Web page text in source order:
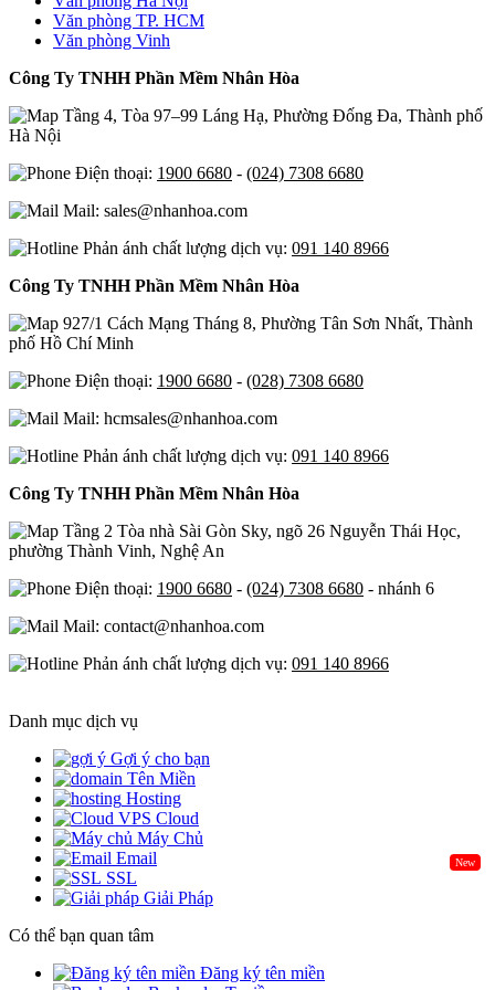
Văn phòng TP. HCM
Văn phòng Vinh
Công Ty TNHH Phần Mềm Nhân Hòa
Tầng 4, Tòa 97–99 Láng Hạ, Phường Đống Đa, Thành phố
Hà Nội
Điện thoại: 1900 6680 - (024) 7308 6680
Mail: sales@nhanhoa.com
Phản ánh chất lượng dịch vụ: 091 140 8966
Công Ty TNHH Phần Mềm Nhân Hòa
927/1 Cách Mạng Tháng 8, Phường Tân Sơn Nhất, Thành
phố Hồ Chí Minh
Điện thoại: 1900 6680 - (028) 7308 6680
Mail: hcmsales@nhanhoa.com
Phản ánh chất lượng dịch vụ: 091 140 8966
Công Ty TNHH Phần Mềm Nhân Hòa
Tầng 2 Tòa nhà Sài Gòn Sky, ngõ 26 Nguyễn Thái Học,
phường Thành Vinh, Nghệ An
Điện thoại: 1900 6680 - (024) 7308 6680 - nhánh 6
Mail: contact@nhanhoa.com
Phản ánh chất lượng dịch vụ: 091 140 8966
Danh mục dịch vụ
Gợi ý cho bạn
Tên Miền
Hosting
Cloud
Máy Chủ
New
Email
SSL
Giải Pháp
Có thể bạn quan tâm
Đăng ký tên miền